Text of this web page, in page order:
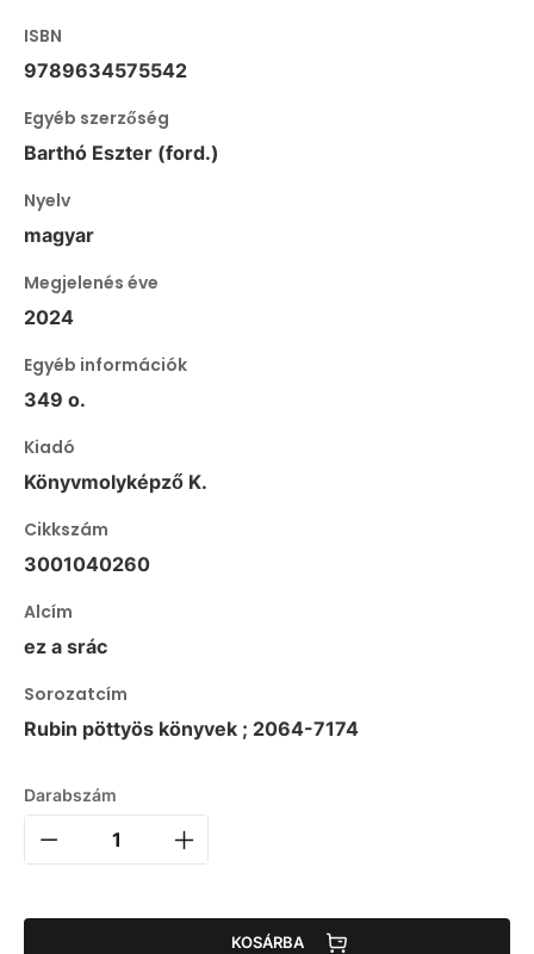
ISBN
9789634575542
Egyéb szerzőség
Barthó Eszter (ford.)
Nyelv
magyar
Megjelenés éve
2024
Egyéb információk
349 o.
Kiadó
Könyvmolyképző K.
Cikkszám
3001040260
Alcím
ez a srác
Sorozatcím
Rubin pöttyös könyvek ; 2064-7174
Darabszám
KOSÁRBA